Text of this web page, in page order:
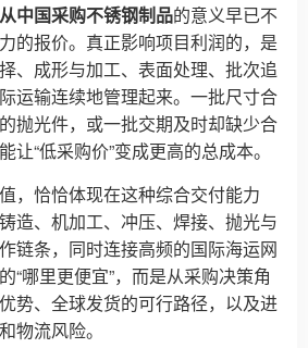
从中国采购不锈钢制品的意义早已不
的报价。真正影响项目利润的，是
、成形与加工、表面处理、批次追
运输连续地管理起来。一批尺寸合
抛光件，或一批交期及时却缺少合
让“低采购价”变成更高的总成本。
，恰恰体现在这种综合交付能力
造、机加工、冲压、焊接、抛光与
链条，同时连接高频的国际海运网
“哪里更便宜”，而是从采购决策角
势、全球发货的可行路径，以及进
物流风险。